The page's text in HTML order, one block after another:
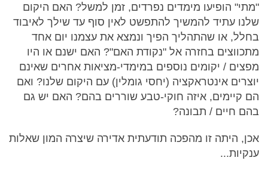
"מתי" הופיעו מימדים נפרדים, זמן למשל? האם היקום
שלנו עתיד להמשיך להתפשט לאין סוף עד שילך לאיבוד
בחלל, או שהתהליך הפיך ונמצא את עצמנו יום אחד
מתכווצים בחזרה אל "נקודת האם"? האם ישנם או היו
מפצים / יקומים נוספים במימדי-מציאות אחרים שאינם
יוצרים אינטראקציה (יחסי גומלין) עם היקום שלנו? ואם
הם קיימים, איזה חוקי-טבע שוררים בהם? האם יש גם
בהם חיים / תבונה?
אכן, היתה זו מהפכה תודעתית אדירה שיצרה המון שאלות
ענקיות...